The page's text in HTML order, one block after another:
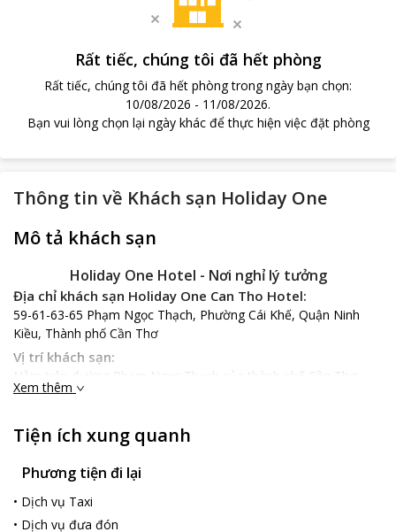
Rất tiếc, chúng tôi đã hết phòng
Rất tiếc, chúng tôi đã hết phòng trong ngày bạn chọn:
10/08/2026 - 11/08/2026.
Bạn vui lòng chọn lại ngày khác để thực hiện việc đặt phòng
Thông tin về Khách sạn Holiday One
Mô tả khách sạn
Holiday One Hotel - Nơi nghỉ lý tưởng
Địa chỉ khách sạn Holiday One Can Tho Hotel:
59-61-63-65 Phạm Ngọc Thạch, Phường Cái Khế, Quận Ninh
Kiều, Thành phố Cần Thơ
Vị trí khách sạn:
Nằm trên đường Phạm Ngọc Thạch của thành phố Cần Thơ,
Holiday One Can Tho Hotel
phúc dạo chợ truyền thống Cần Thơ. Ngoài ra, khách sạn
Holiday One Phạm Ngọc Thạch nằm ngay trên phố rất đẹp và
thuận tiện cho kỳ nghỉ của Quý Khách với nhiều hàng quán đặc
trưng, quán cafe, bar, spa-massage... sang trọng. Bên cạnh đó,
từ Sân bay quốc tế Cần Thơ về khách sạn chỉ khoảng 9km với ít
phút đi xe. Nếu đến du lịch tại thành phố Cần Thơ thì
Xem thêm
Tiện ích xung quanh
Phương tiện đi lại
• Dịch vụ Taxi
• Dịch vụ đưa đón